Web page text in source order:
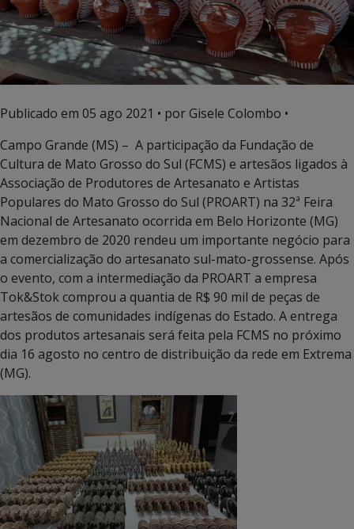
Publicado em 05 ago 2021 • por Gisele Colombo •
Campo Grande (MS) – A participação da Fundação de
Cultura de Mato Grosso do Sul (FCMS) e artesãos ligados à
Associação de Produtores de Artesanato e Artistas
Populares do Mato Grosso do Sul (PROART) na 32ª Feira
Nacional de Artesanato ocorrida em Belo Horizonte (MG)
em dezembro de 2020 rendeu um importante negócio para
a comercialização do artesanato sul-mato-grossense. Após
o evento, com a intermediação da PROART a empresa
Tok&Stok comprou a quantia de R$ 90 mil de peças de
artesãos de comunidades indígenas do Estado. A entrega
dos produtos artesanais será feita pela FCMS no próximo
dia 16 agosto no centro de distribuição da rede em Extrema
(MG).